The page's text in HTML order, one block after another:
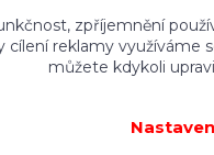
a textový obsah
souhlasu
zpříjemnění
cílení reklamy využíváme
můžete kdykoli